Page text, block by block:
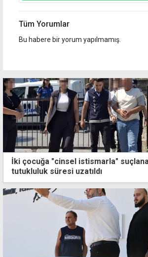
Tüm Yorumlar
Bu habere bir yorum yapılmamış.
İki çocuğa "cinsel istismarla"
tutukluluk süresi uzatıldı